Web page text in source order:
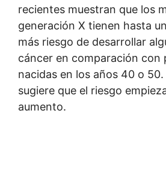
recientes muestran que los
generación X tienen hasta
más riesgo de desarrollar
cáncer en comparación con
nacidas en los años 40 o
sugiere que el riesgo
aumento.